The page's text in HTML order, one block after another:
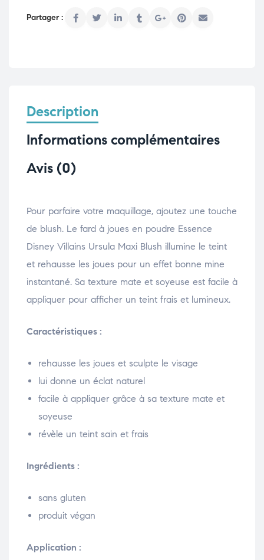
Description
Informations complémentaires
Avis (0)
Pour parfaire votre maquillage, ajoutez une touche
de blush. Le fard à joues en poudre Essence
Disney Villains Ursula Maxi Blush illumine le teint
et rehausse les joues pour un effet bonne mine
instantané. Sa texture mate et soyeuse est facile à
appliquer pour afficher un teint frais et lumineux.
Caractéristiques :
rehausse les joues et sculpte le visage
lui donne un éclat naturel
facile à appliquer grâce à sa texture mate et
soyeuse
révèle un teint sain et frais
Ingrédients :
sans gluten
produit végan
Application :